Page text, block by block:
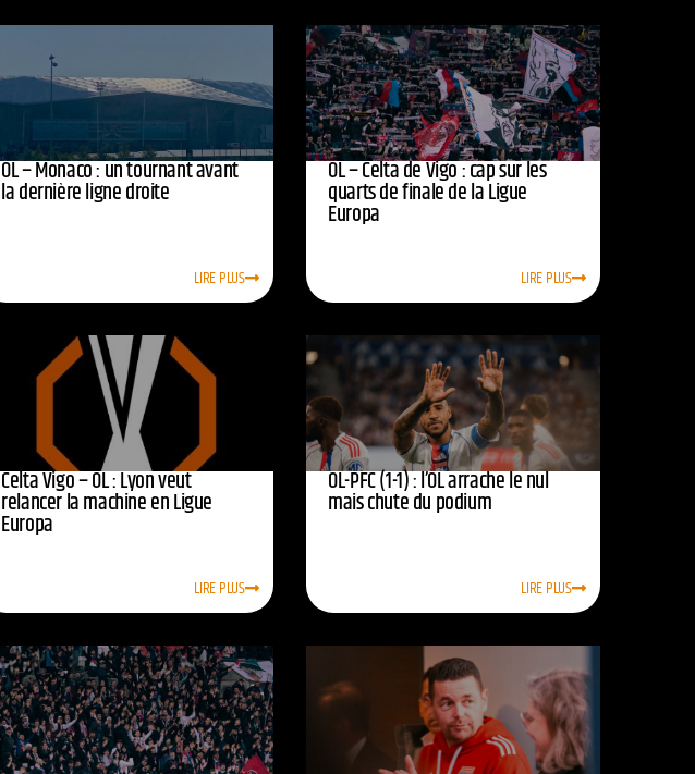
OL – Monaco : un tournant avant
la dernière ligne droite
LIRE PLUS
OL – Celta de Vigo : cap sur les
quarts de finale de la Ligue
Europa
LIRE PLUS
Celta Vigo – OL : Lyon veut
relancer la machine en Ligue
Europa
LIRE PLUS
OL-PFC (1-1) : l’OL arrache le nul
mais chute du podium
LIRE PLUS